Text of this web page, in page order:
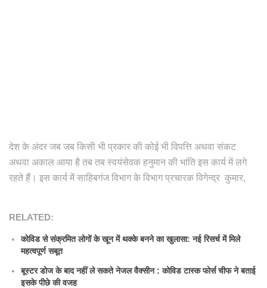
देश के अंदर जब जब किसी भी प्रकार की कोई भी विपत्ति अथवा संकट
अथवा अकाल आया है तब तब स्वयंसेवक हनुमान की भांति इस कार्य में लगे
रहते हैं। इस कार्य में साहिबगंज विभाग के विभाग प्रचारक विगेन्द्र कुमार,
RELATED:
कोविड से संक्रमित लोगों के खून में थक्के बनने का खुलासा: नई रिसर्च में मिले
महत्वपूर्ण सबूत
बूस्टर डोज के बाद नहीं ले सकते नेजल वैक्सीन : कोविड टास्क फोर्स चीफ ने बताई
इसके पीछे की वजह